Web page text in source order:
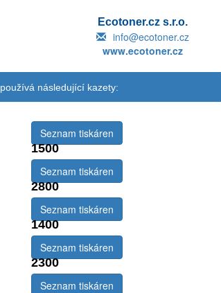
Ecotoner.cz s.r.o.
info@ecotoner.cz
www.ecotoner.cz
používá následující kazety:
1500
Seznam tiskáren
2800
Seznam tiskáren
1400
Seznam tiskáren
2300
Seznam tiskáren
Seznam tiskáren